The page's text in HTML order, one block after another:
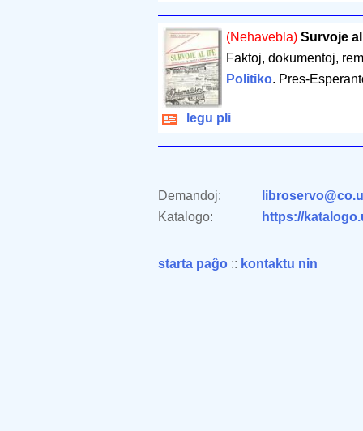
(Nehavebla) Survoje
Faktoj, dokumentoj,
Politiko. Pres-
legu pli
Demandoj:
Katalogo:
https://
starta paĝo :: kontaktu nin